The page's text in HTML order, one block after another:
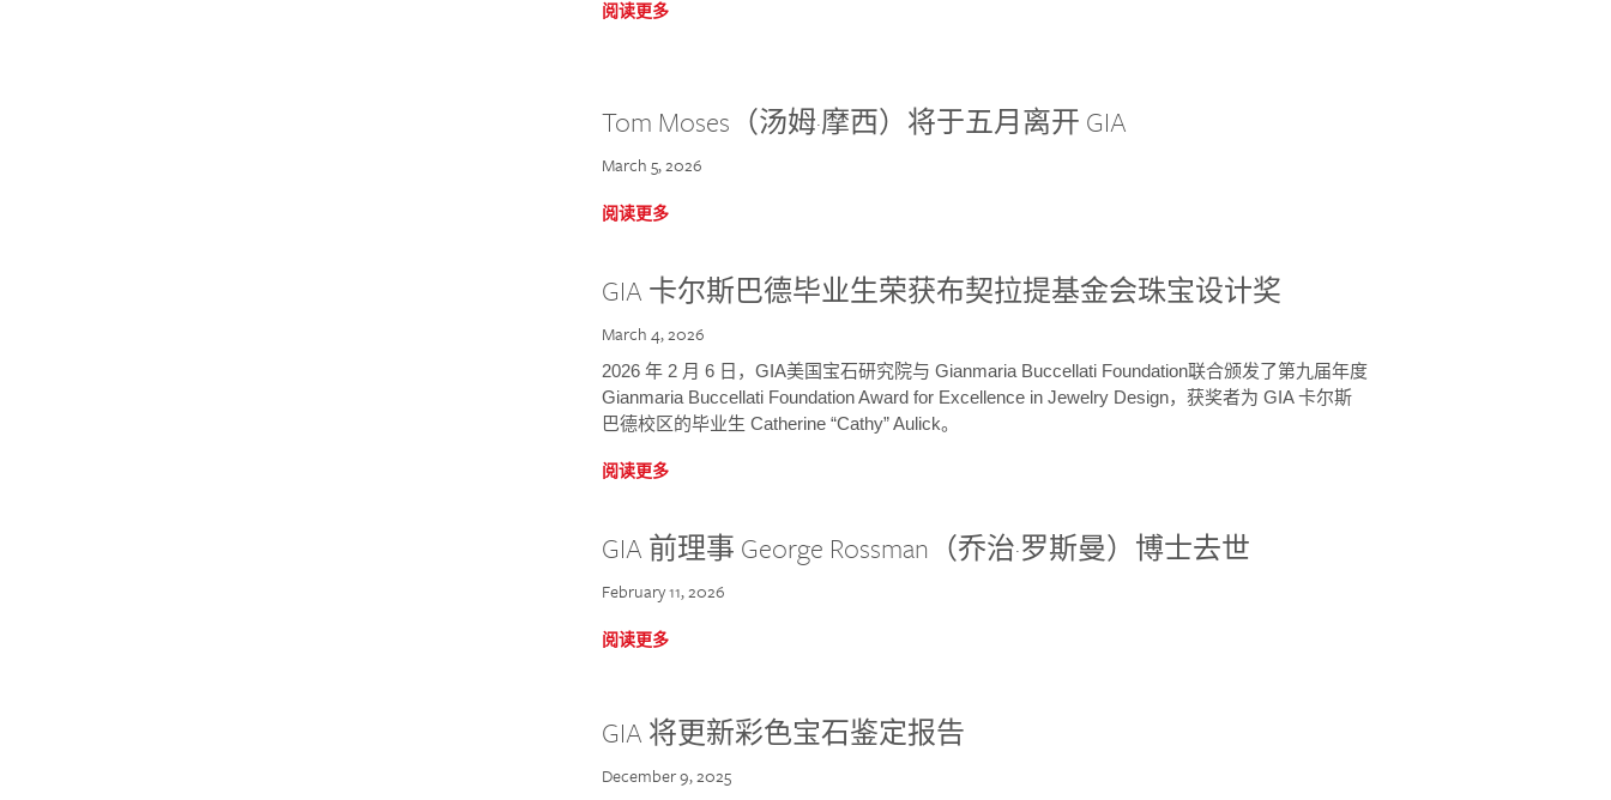
阅读更多
Tom Moses（汤姆·摩西）将于五月离开 GIA
March 5, 2026
阅读更多
GIA 卡尔斯巴德毕业生荣获布契拉提基金会珠宝设计奖
March 4, 2026
2026 年 2 月 6 日，GIA美国宝石研究院与 Gianmaria Buccellati Foundation联合颁发了第九届年度
Gianmaria Buccellati Foundation Award for Excellence in Jewelry Design，获奖者为 GIA 卡尔斯
巴德校区的毕业生 Catherine “Cathy” Aulick。
阅读更多
GIA 前理事 George Rossman（乔治·罗斯曼）博士去世
February 11, 2026
阅读更多
GIA 将更新彩色宝石鉴定报告
December 9, 2025